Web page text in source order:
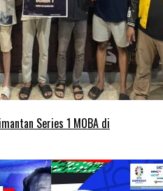
Series 1 MOBA di